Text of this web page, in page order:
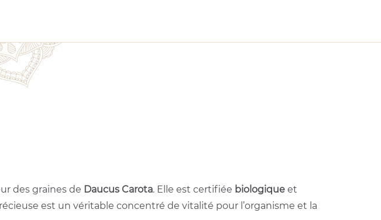
des graines de Daucus Carota. Elle est certifiée biologique et
est un véritable concentré de vitalité pour l’organisme et la